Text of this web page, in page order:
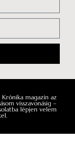
magazin az
visszavonásig –
lépjen velem